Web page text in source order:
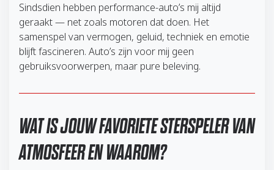
Sindsdien hebben performance-auto’s mij altijd
geraakt — net zoals motoren dat doen. Het
samenspel van vermogen, geluid, techniek en emotie
blijft fascineren. Auto’s zijn voor mij geen
gebruiksvoorwerpen, maar pure beleving.
WAT IS JOUW FAVORIETE STERSPELER VAN
ATMOSFEER EN WAAROM?